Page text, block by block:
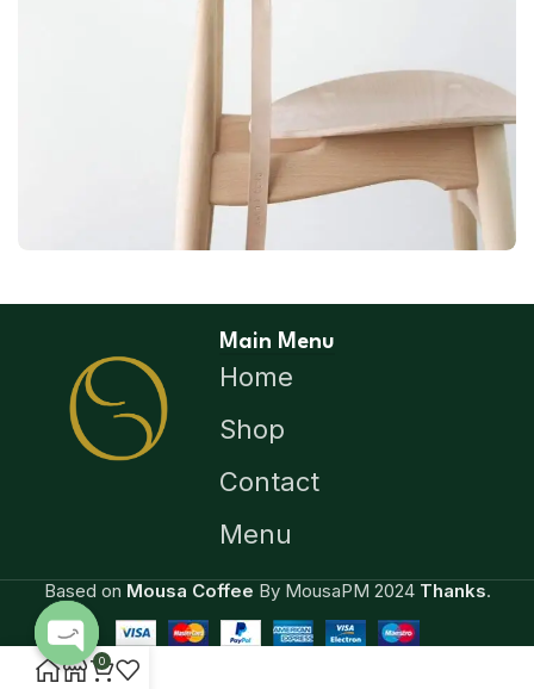
A LACUS BIBENDUM PULVINAR
Main Menu
Home
Shop
Contact
Menu
Based on Mousa Coffee By MousaPM 2024 Thanks.
0